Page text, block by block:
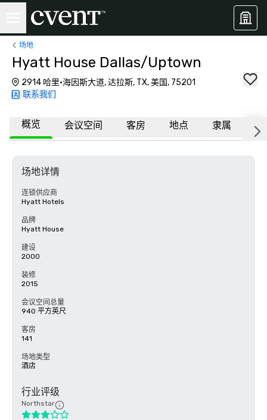
场地
Hyatt House Dallas/Uptown
2914 哈里·海因斯大道, 达拉斯, TX, 美国, 75201
联系我们
概览 会议空间 客房 地点 隶属 更
场地详情
连锁供应商
Hyatt Hotels
品牌
Hyatt House
建设
2000
装修
2015
会议空间总量
940 平方英尺
客房
141
场地类型
酒店
行业评级
Northstar